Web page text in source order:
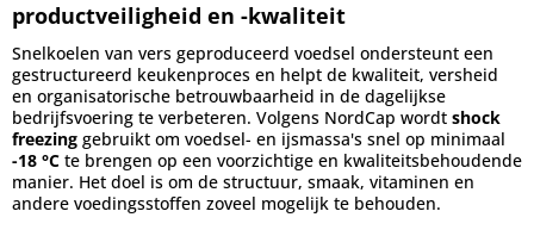
productveiligheid en -kwaliteit
Snelkoelen van vers geproduceerd voedsel ondersteunt een
gestructureerd keukenproces en helpt de kwaliteit, versheid
en organisatorische betrouwbaarheid in de dagelijkse
bedrijfsvoering te verbeteren. Volgens NordCap wordt shock
freezing gebruikt om voedsel- en ijsmassa's snel op minimaal
-18 °C te brengen op een voorzichtige en kwaliteitsbehoudende
manier. Het doel is om de structuur, smaak, vitaminen en
andere voedingsstoffen zoveel mogelijk te behouden.